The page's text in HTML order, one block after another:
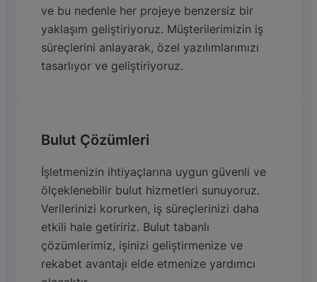
ve bu nedenle her projeye benzersiz bir
yaklaşım geliştiriyoruz. Müşterilerimizin iş
süreçlerini anlayarak, özel yazılımlarımızı
tasarlıyor ve geliştiriyoruz.
Bulut Çözümleri
İşletmenizin ihtiyaçlarına uygun güvenli ve
ölçeklenebilir bulut hizmetleri sunuyoruz.
Verilerinizi korurken, iş süreçlerinizi daha
etkili hale getiririz. Bulut tabanlı
çözümlerimiz, işinizi geliştirmenize ve
rekabet avantajı elde etmenize yardımcı